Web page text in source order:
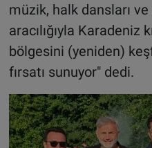
müzik, halk dansları
aracılığıyla Karadeniz
bölgesini (yeniden)
fırsatı sunuyor" dedi.